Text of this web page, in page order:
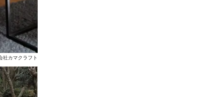
社カマクラフト